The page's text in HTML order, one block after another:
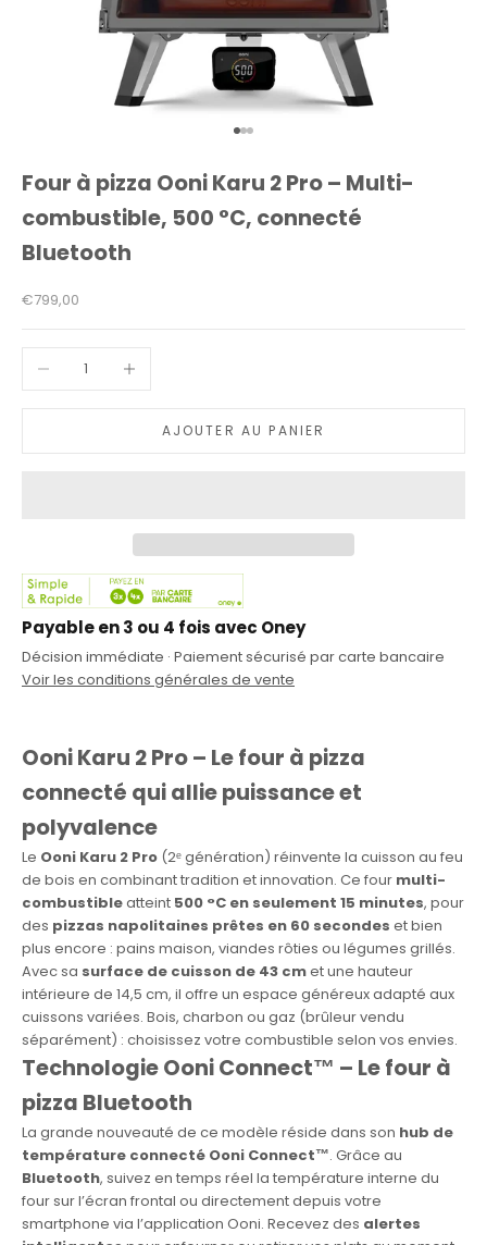
Aller à l'élément 1
Aller à l'élément 2
Aller à l'élément 3
Four à pizza Ooni Karu 2 Pro – Multi-
combustible, 500 °C, connecté
Bluetooth
Prix de vente
€799,00
AJOUTER AU PANIER
Payable en 3 ou 4 fois avec Oney
Décision immédiate · Paiement sécurisé par carte bancaire
Voir les conditions générales de vente
Ooni Karu 2 Pro – Le four à pizza
connecté qui allie puissance et
polyvalence
Le Ooni Karu 2 Pro (2ᵉ génération) réinvente la cuisson au feu
de bois en combinant tradition et innovation. Ce four multi-
combustibleatteint 500 °C en seulement 15 minutes, pour
des pizzas napolitaines prêtes en 60 secondes et bien
plus encore : pains maison, viandes rôties ou légumes grillés.
Avec sa surface de cuisson de 43 cmet une hauteur
intérieure de 14,5 cm, il offre un espace généreux adapté aux
cuissons variées. Bois, charbon ou gaz (brûleur vendu
séparément) : choisissez votre combustible selon vos envies.
Technologie Ooni Connect™ – Le four à
pizza Bluetooth
La grande nouveauté de ce modèle réside dans son hub de
température connecté Ooni Connect™. Grâce au
Bluetooth, suivez en temps réel la température interne du
four sur l’écran frontal ou directement depuis votre
smartphone via l’application Ooni. Recevez des alertes